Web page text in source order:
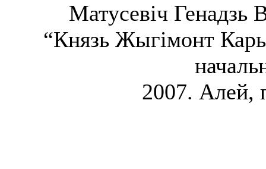
Матусевіч Генадзь
“Князь Жыгімонт
2007. Алей,